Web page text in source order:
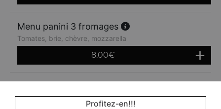
Menu panini 3 fromages
Tomates, brie, chèvre, mozzarella
8.00€
Tomates, poulet, fromageProfitez-en!!!